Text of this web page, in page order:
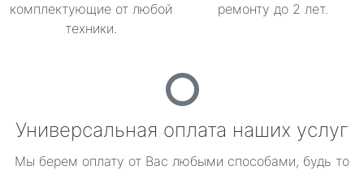
комплектующие от любой
техники.
ремонту до 2 лет.
Универсальная оплата наших услуг
Мы берем оплату от Вас любыми способами, будь то